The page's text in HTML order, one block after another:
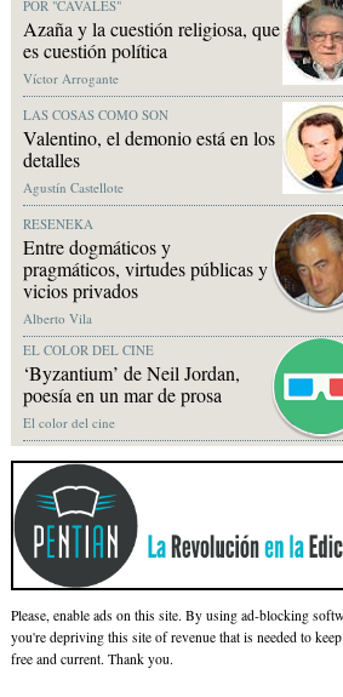
POR "CAVALES"
Azaña y la cuestión religiosa, que
es cuestión política
Víctor Arrogante
LAS COSAS COMO SON
Valentino, el demonio está en los
detalles
Agustín Castellote
RESENEKA
Entre dogmáticos y
pragmáticos, virtudes públicas y
vicios privados
Alberto Vila
EL COLOR DEL CINE
‘Byzantium’ de Neil Jordan,
poesía en un mar de prosa
El color del cine
Please, enable ads on this site. By using ad-blocking
you're depriving this site of revenue that is needed to
free and current. Thank you.